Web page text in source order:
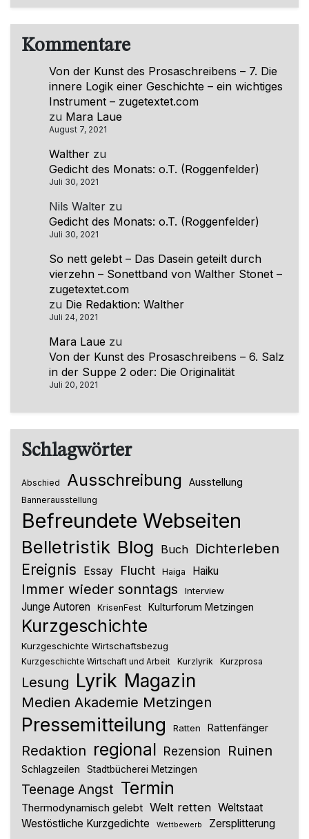
Kommentare
Von der Kunst des Prosaschreibens – 7. Die
innere Logik einer Geschichte – ein wichtiges
Instrument – zugetextet.com
zu Mara Laue
August 7, 2021
Walther zu
Gedicht des Monats: o.T. (Roggenfelder)
Juli 30, 2021
Nils Walter zu
Gedicht des Monats: o.T. (Roggenfelder)
Juli 30, 2021
So nett gelebt – Das Dasein geteilt durch
vierzehn – Sonettband von Walther Stonet –
zugetextet.com
zu Die Redaktion: Walther
Juli 24, 2021
Mara Laue zu
Von der Kunst des Prosaschreibens – 6. Salz
in der Suppe 2 oder: Die Originalität
Juli 20, 2021
Schlagwörter
Abschied Ausschreibung Ausstellung
Bannerausstellung
Befreundete Webseiten
Belletristik Blog Buch Dichterleben
Ereignis Essay Flucht Haiga Haiku
Immer wieder sonntags Interview
Junge Autoren KrisenFest Kulturforum Metzingen
Kurzgeschichte
Kurzgeschichte Wirtschaftsbezug
Kurzgeschichte Wirtschaft und Arbeit Kurzlyrik Kurzprosa
Lesung Lyrik Magazin
Medien Akademie Metzingen
Pressemitteilung Ratten Rattenfänger
Redaktion regional Rezension Ruinen
Schlagzeilen Stadtbücherei Metzingen
Teenage Angst Termin
Thermodynamisch gelebt Welt retten Weltstaat
Westöstliche Kurzgedichte
Wettbewerb Zersplitterung